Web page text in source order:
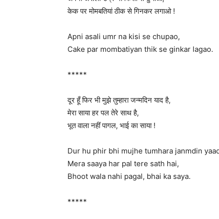
केक पर मोमबतियां ठीक से गिनकर लगाओ !
Apni asali umr na kisi se chupao,
Cake par mombatiyan thik se ginkar lagao.
*****
दूर हूँ फिर भी मुझे तुम्हारा जन्मदिन याद है,
मेरा साया हर पल तेरे साथ है,
भूत वाला नहीं पागल, भाई का साया !
Dur hu phir bhi mujhe tumhara janmdin
Mera saaya har pal tere sath hai,
Bhoot wala nahi pagal, bhai ka saya.
*****